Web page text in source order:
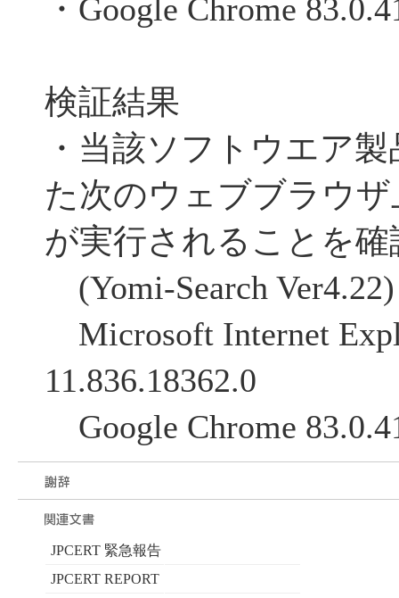
・Google Chrome
検証結果
・当該ソフトウエア
た次のウェブブラウ
が実行されることを確
(Yomi-Search Ver4.22)
Microsoft Internet
11.836.18362.0
Google Chrome
JPCERT 緊急報告
JPCERT REPORT